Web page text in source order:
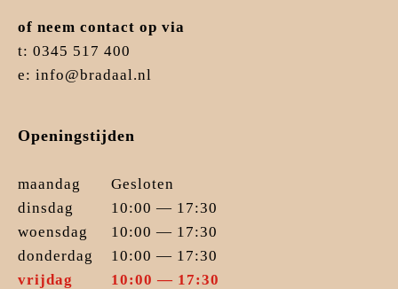
of neem contact op via
t: 0345 517 400
e: info@bradaal.nl
Openingstijden
maandag
Gesloten
dinsdag
10:00 — 17:30
woensdag
10:00 — 17:30
donderdag
10:00 — 17:30
vrijdag
10:00 — 17:30